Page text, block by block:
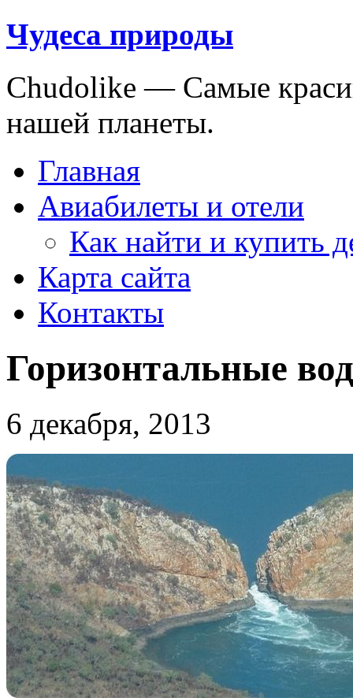
Чудеса природы
Chudolike — Cамые
нашей планеты.
Главная
Авиабилеты и отели
Как найти и купить
Карта сайта
Контакты
Горизонтальные
6 декабря, 2013